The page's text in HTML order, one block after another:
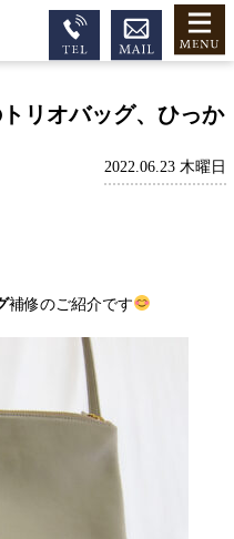
リオバッグ、ひっか
2022.06.23 木曜日
補修のご紹介です